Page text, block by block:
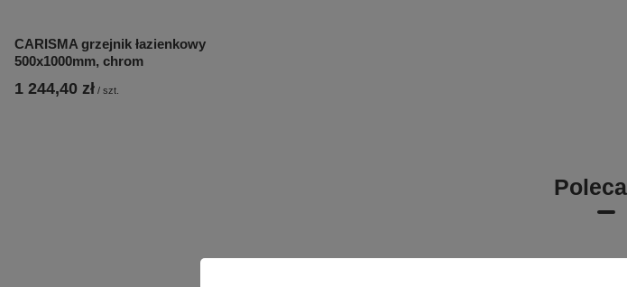
CARISMA grzejnik łazienkowy
500x1000mm, chrom
1 244,40 zł / szt.